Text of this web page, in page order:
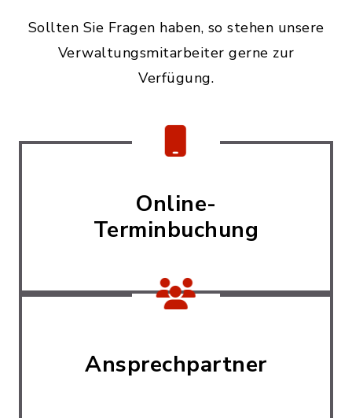
Sollten Sie Fragen haben, so stehen unsere
Verwaltungsmitarbeiter gerne zur
Verfügung.
Online-
Terminbuchung
Ansprechpartner